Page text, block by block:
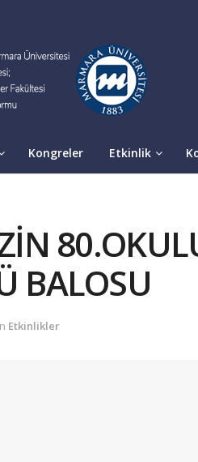
Kongreler Etkinlik
BALOSU
Etkinlikler